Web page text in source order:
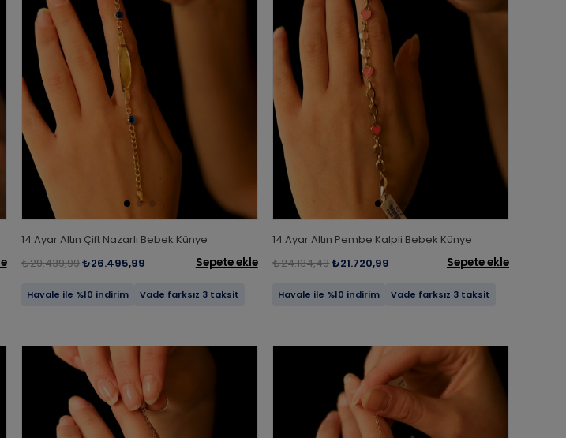
14 Ayar Altın Çift Nazarlı Bebek Künye
₺29.439,99₺26.495,99 Sepete ekle
Havale ile %10 indirim Vade farksız 3 taksit
14 Ayar Altın Pembe Kalpli Bebek Künye
₺24.134,43₺21.720,99 Sepete ekle
Havale ile %10 indirim Vade farksız 3 taksit